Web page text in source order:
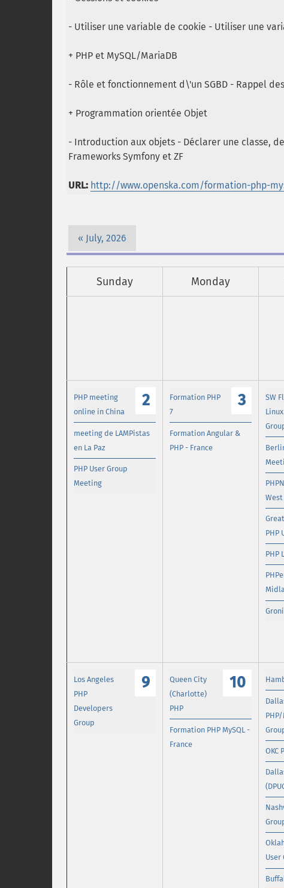
- Utiliser une variable de cookie - Utiliser une
+ PHP et MySQL/MariaDB
- Rôle et fonctionnement d\'un SGBD - Rappel
+ Programmation orientée Objet
- Introduction aux objets - Déclarer une classe,
Frameworks Symfony et ZF
URL: http://www.openska.com/formation-php-
July, 2026
Sunday Monday
2
PHP meeting
online in China
meeting de LAMPistas
en La Paz
PHP User Group
Meeting
3
Formation PHP
7
Formation Angular &
PHP - France
SW
PHP
PHP
9
Los Angeles
PHP
Developers
Group
10
Queen City
(Charlotte)
PHP
Formation PHP MySQL -
France
OKC
User